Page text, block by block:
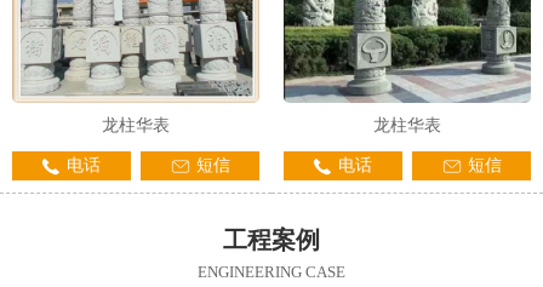
龙柱华表
电话 短信
龙柱华表
电话 短信
工程案例
ENGINEERING CASE